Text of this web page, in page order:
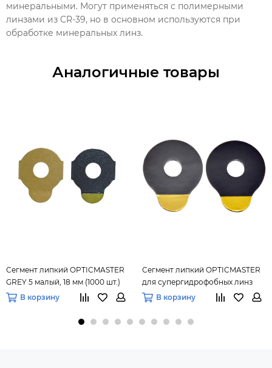
минеральными. Могут применяться с полимерными
линзами из CR-39, но в основном используются при
обработке минеральных линз.
Аналогичные товары
Сегмент липкий OPTICMASTER
GREY 5 малый, 18 мм (1000 шт.)
В корзину
Сегмент липкий OPTICMASTER
для супергидрофобных линз
(1000 шт) круглый, 24 мм
В корзину